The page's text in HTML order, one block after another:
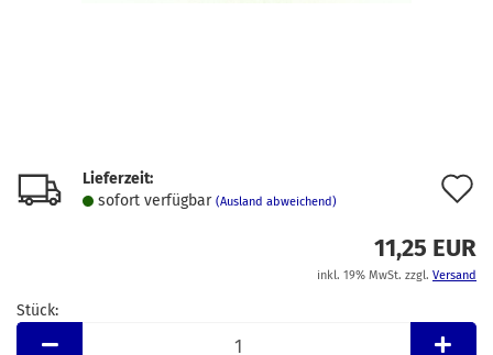
Lieferzeit:
sofort verfügbar (Ausland abweichend)
11,25 EUR
inkl. 19% MwSt. zzgl. Versand
Stück:
Stück